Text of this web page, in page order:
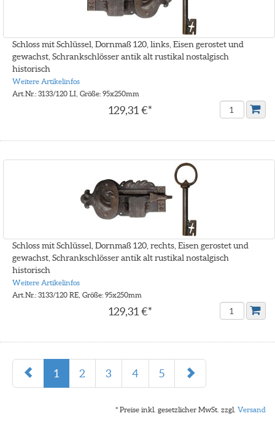
Schloss mit Schlüssel, Dornmaß 120, links, Eisen gerostet und
gewachst, Schrankschlösser antik alt rustikal nostalgisch
historisch
Weitere Artikelinfos
Art.Nr.: 3133/120 LI, Größe: 95x250mm
129,31 €*
Schloss mit Schlüssel, Dornmaß 120, rechts, Eisen gerostet und
gewachst, Schrankschlösser antik alt rustikal nostalgisch
historisch
Weitere Artikelinfos
Art.Nr.: 3133/120 RE, Größe: 95x250mm
129,31 €*
1 2 3 4 5
* Preise inkl. gesetzlicher MwSt. zzgl. Versand